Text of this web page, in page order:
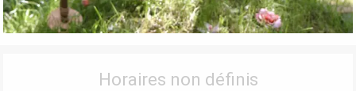
OUVERTURE ET COORDONNÉES
Horaires non définis